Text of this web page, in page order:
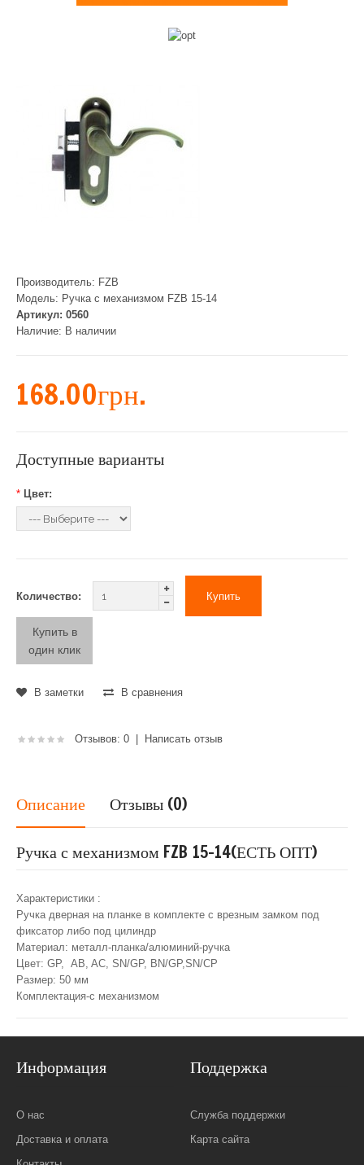
Производитель: FZB
Модель: Ручка с механизмом FZB 15-14
Артикул: 0560
Наличие: В наличии
168.00грн.
Доступные варианты
* Цвет:
Количество:
Купить в
один клик
В заметки В сравнения
Отзывов: 0 | Написать отзыв
Описание Отзывы (0)
Ручка с механизмом FZB 15-14(ЕСТЬ ОПТ)
Характеристики :
Ручка дверная на планке в комплекте с врезным замком под
фиксатор либо под цилиндр
Материал: металл-планка/алюминий-ручка
Цвет: GP, AB, AC, SN/GP, BN/GP,SN/CP
Размер: 50 мм
Комплектация-с механизмом
Информация
О нас
Доставка и оплата
Поддержка
Служба поддержки
Карта сайта